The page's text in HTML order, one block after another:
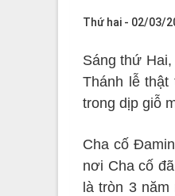
Thứ hai - 02/03/
Sáng thứ
Thánh lễ
trong dịp giỗ
Cha cố
nơi Cha cố
là tròn 3 năm